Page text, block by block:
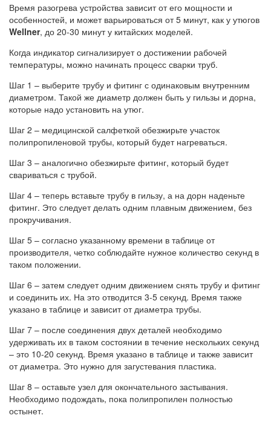
Время разогрева устройства зависит от его мощности и
особенностей, и может варьироваться от 5 минут, как у утюгов
Wellner, до 20-30 минут у китайских моделей.
Когда индикатор сигнализирует о достижении рабочей
температуры, можно начинать процесс сварки труб.
Шаг 1 – выберите трубу и фитинг с одинаковым внутренним
диаметром. Такой же диаметр должен быть у гильзы и дорна,
которые надо установить на утюг.
Шаг 2 – медицинской салфеткой обезжирьте участок
полипропиленовой трубы, который будет нагреваться.
Шаг 3 – аналогично обезжирьте фитинг, который будет
свариваться с трубой.
Шаг 4 – теперь вставьте трубу в гильзу, а на дорн наденьте
фитинг. Это следует делать одним плавным движением, без
прокручивания.
Шаг 5 – согласно указанному времени в таблице от
производителя, четко соблюдайте нужное количество секунд в
таком положении.
Шаг 6 – затем следует одним движением снять трубу и фитинг
и соединить их. На это отводится 3-5 секунд. Время также
указано в таблице и зависит от диаметра трубы.
Шаг 7 – после соединения двух деталей необходимо
удерживать их в таком состоянии в течение нескольких секунд
– это 10-20 секунд. Время указано в таблице и также зависит
от диаметра. Это нужно для загустевания пластика.
Шаг 8 – оставьте узел для окончательного застывания.
Необходимо подождать, пока полипропилен полностью
остынет.